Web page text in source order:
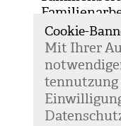
Cookie-
Mit Ihrer
ten­nut­zung
22.09.
09.12.